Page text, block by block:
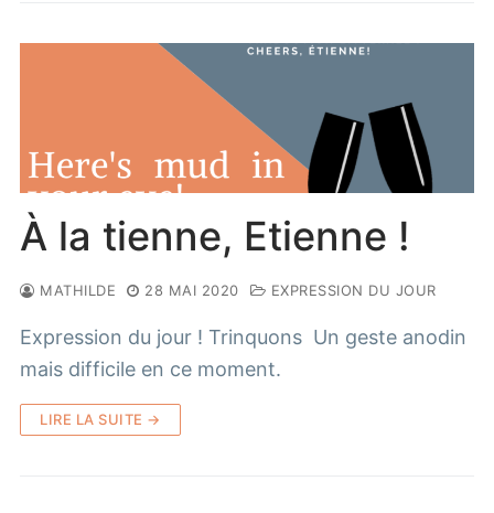
À la tienne, Etienne !
MATHILDE 28 MAI 2020 EXPRESSION DU JOUR
Expression du jour ! Trinquons Un geste anodin
mais difficile en ce moment.
LIRE LA SUITE →